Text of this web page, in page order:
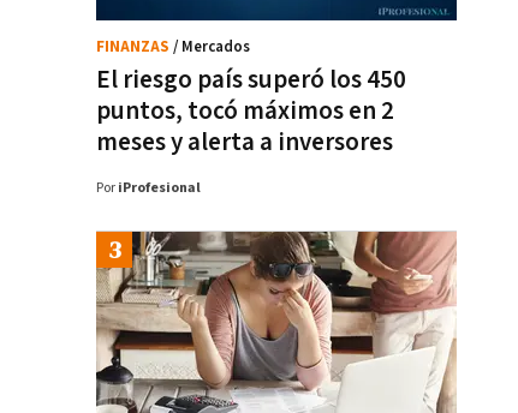
El riesgo país superó los 450
puntos, tocó máximos en 2
meses y alerta a inversores
FINANZAS / Mercados
Por iProfesional